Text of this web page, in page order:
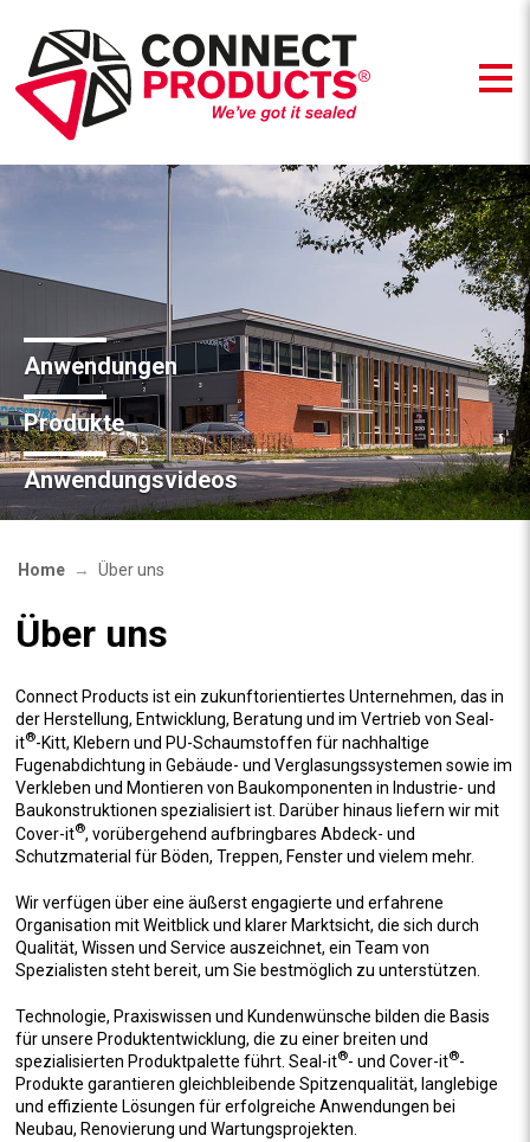
Anwendungen
Produkte
Anwendungsvideos
Home Über uns
Über uns
Connect Products ist ein zukunftorientiertes Unternehmen, das in
der Herstellung, Entwicklung, Beratung und im Vertrieb von Seal-
it®-Kitt, Klebern und PU-Schaumstoffen für nachhaltige
Fugenabdichtung in Gebäude- und Verglasungssystemen sowie im
Verkleben und Montieren von Baukomponenten in Industrie- und
Baukonstruktionen spezialisiert ist. Darüber hinaus liefern wir mit
Cover-it®, vorübergehend aufbringbares Abdeck- und
Schutzmaterial für Böden, Treppen, Fenster und vielem mehr.
Wir verfügen über eine äußerst engagierte und erfahrene
Organisation mit Weitblick und klarer Marktsicht, die sich durch
Qualität, Wissen und Service auszeichnet, ein Team von
Spezialisten steht bereit, um Sie bestmöglich zu unterstützen.
Technologie, Praxiswissen und Kundenwünsche bilden die Basis
für unsere Produktentwicklung, die zu einer breiten und
spezialisierten Produktpalette führt. Seal-it®- und Cover-it®-
Produkte garantieren gleichbleibende Spitzenqualität, langlebige
und effiziente Lösungen für erfolgreiche Anwendungen bei
Neubau, Renovierung und Wartungsprojekten.